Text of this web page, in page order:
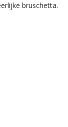
bruschetta.